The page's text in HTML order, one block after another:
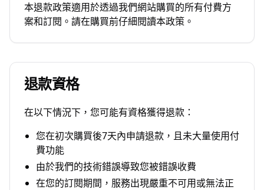
本退款政策適用於透過我們網站購買的所有付費方
案和訂閱。請在購買前仔細閱讀本政策。
退款資格
在以下情況下，您可能有資格獲得退款：
您在初次購買後7天內申請退款，且未大量使用付
費功能
由於我們的技術錯誤導致您被錯誤收費
在您的訂閱期間，服務出現嚴重不可用或無法正